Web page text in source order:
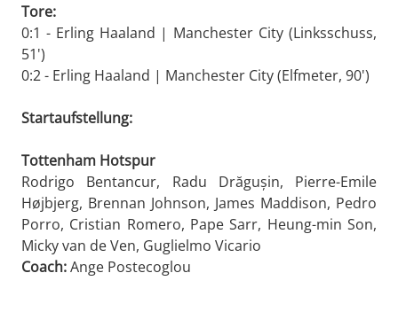
Tore:
0:1 - Erling Haaland | Manchester City (Linksschuss,
51')
0:2 - Erling Haaland | Manchester City (Elfmeter, 90')
Startaufstellung:
Tottenham Hotspur
Rodrigo Bentancur, Radu Drăgușin, Pierre-Emile
Højbjerg, Brennan Johnson, James Maddison, Pedro
Porro, Cristian Romero, Pape Sarr, Heung-min Son,
Micky van de Ven, Guglielmo Vicario
Coach:Ange Postecoglou